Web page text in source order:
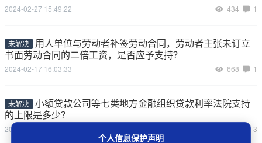
2024-02-27 15:49:22 434 1
未解决
用人单位与劳动者补签劳动合同，劳动者主张未订立
书面劳动合同的二倍工资，是否应予支持？
2024-02-17 16:03:33 668 1
未解决 小额贷款公司等七类地方金融组织贷款利率法院支持
的上限是多少？
2023-09-13 11:59:03 3
个人信息保护声明